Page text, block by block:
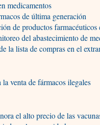
medicamentos
de última generación
de productos farmacéuticos
del abastecimiento de
la lista de compras en el
venta de fármacos ilegales
el alto precio de las